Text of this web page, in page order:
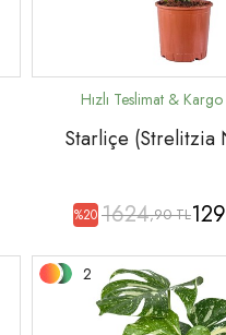
Starliçe (Strelitzia
%20 1624,90 TL
2